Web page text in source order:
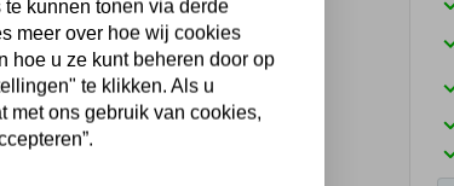
een release handle.
om de wielenset heen te rijden.
waardoor de set topzwaar wordt en
te kunnen tonen via derde
meer over hoe wij cookies
hoe u ze kunt beheren door op
te klikken. Als u
met ons gebruik van cookies,